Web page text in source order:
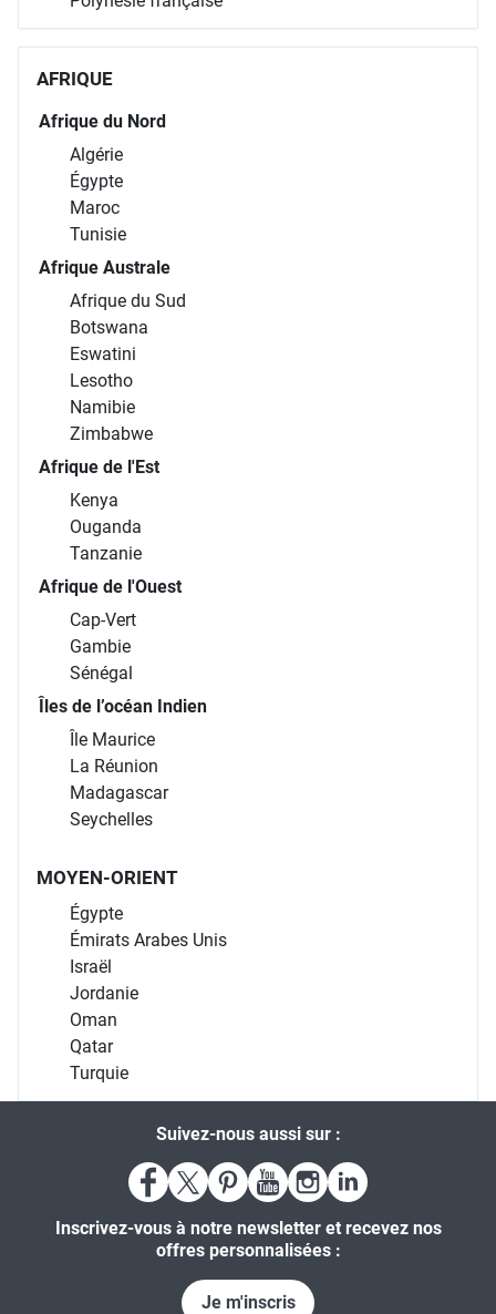
AFRIQUE
Afrique du Nord
Algérie
Égypte
Maroc
Tunisie
Afrique Australe
Afrique du Sud
Botswana
Eswatini
Lesotho
Namibie
Zimbabwe
Afrique de l'Est
Kenya
Ouganda
Tanzanie
Afrique de l'Ouest
Cap-Vert
Gambie
Sénégal
Îles de l’océan Indien
Île Maurice
La Réunion
Madagascar
Seychelles
MOYEN-ORIENT
Égypte
Émirats Arabes Unis
Israël
Jordanie
Oman
Qatar
Turquie
Suivez-nous aussi sur :
Inscrivez-vous à notre newsletter et recevez nos
offres personnalisées :
Je m'inscris